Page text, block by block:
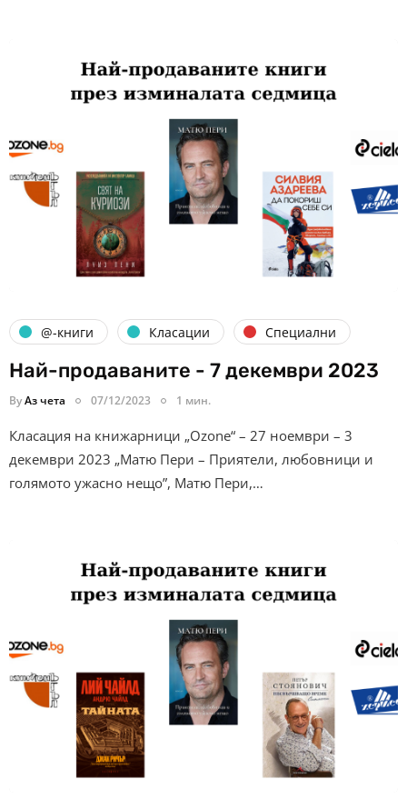
@-книги Класации Специални
Най-продаваните - 7 декември 2023
ByАз чета 07/12/2023 1 мин.
Класация на книжарници „Ozone“ – 27 ноември – 3
декември 2023 „Матю Пери – Приятели, любовници и
голямото ужасно нещо”, Матю Пери,…